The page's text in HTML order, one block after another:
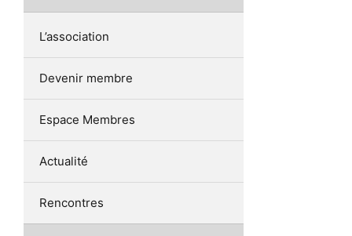
L’association
Devenir membre
Espace Membres
Actualité
Rencontres